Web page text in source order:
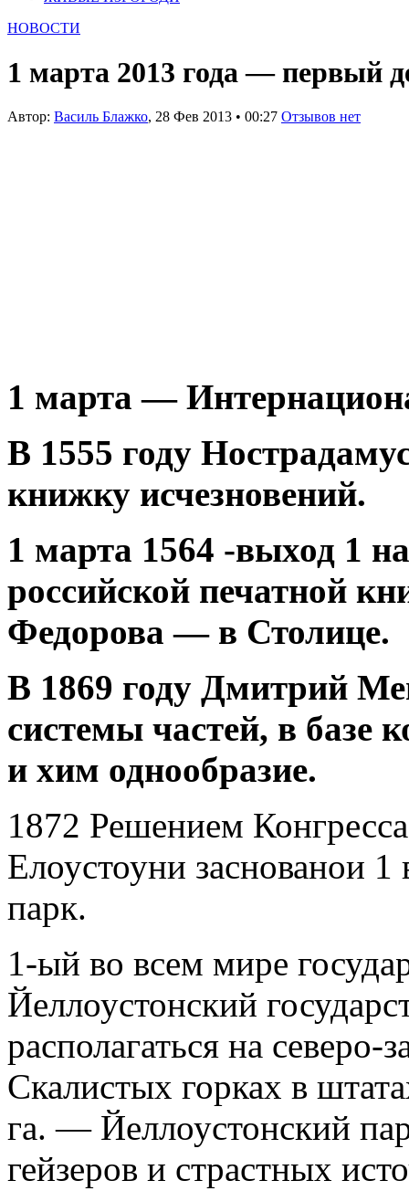
НОВОСТИ
1 марта 2013 года — первый
Автор: Василь Блажко, 28 Фев 2013 • 00:27 Отзывов нет
1 марта —
В 1555 году
книжку исчезновений.
1 марта 1564 -выход 1
российской печатной
Федорова — в Столице.
В 1869 году Дмитрий
системы частей, в базе
и хим однообразие.
1872 Решением
Елоустоуни заснованои
парк.
1-ый во всем мире
Йеллоустонский
располагаться на
Скалистых горках в
га. — Йеллоустонский
гейзеров и страстных